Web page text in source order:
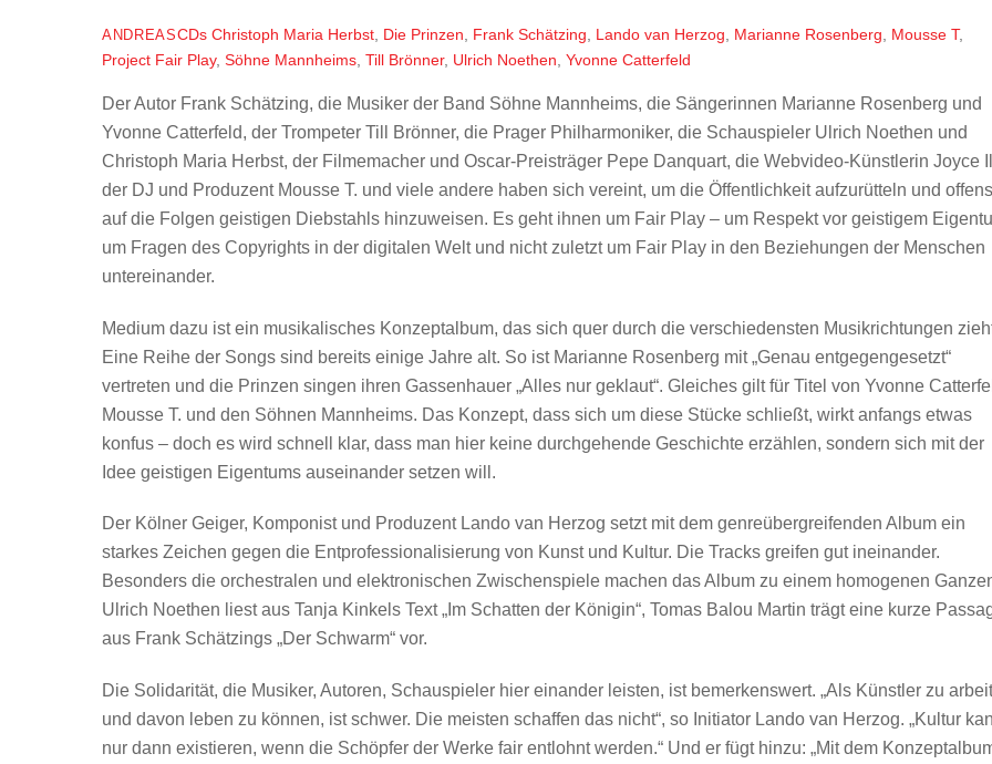
ANDREASCDs Christoph Maria Herbst, Die Prinzen, Frank Schätzing, Lando van Herzog, Marianne Rosenberg, Mousse T,
Project Fair Play, Söhne Mannheims, Till Brönner, Ulrich Noethen, Yvonne Catterfeld
Der Autor Frank Schätzing, die Musiker der Band Söhne Mannheims, die Sängerinnen Marianne Rosenberg und
Yvonne Catterfeld, der Trompeter Till Brönner, die Prager Philharmoniker, die Schauspieler Ulrich Noethen und
Christoph Maria Herbst, der Filmemacher und Oscar-Preisträger Pepe Danquart, die Webvideo-Künstlerin Joyce
der DJ und Produzent Mousse T. und viele andere haben sich vereint, um die Öffentlichkeit aufzurütteln und
auf die Folgen geistigen Diebstahls hinzuweisen. Es geht ihnen um Fair Play – um Respekt vor geistigem
um Fragen des Copyrights in der digitalen Welt und nicht zuletzt um Fair Play in den Beziehungen der Menschen
untereinander.
Medium dazu ist ein musikalisches Konzeptalbum, das sich quer durch die verschiedensten Musikrichtungen
Eine Reihe der Songs sind bereits einige Jahre alt. So ist Marianne Rosenberg mit „Genau entgegengesetzt“
vertreten und die Prinzen singen ihren Gassenhauer „Alles nur geklaut“. Gleiches gilt für Titel von Yvonne
Mousse T. und den Söhnen Mannheims. Das Konzept, dass sich um diese Stücke schließt, wirkt anfangs etwas
konfus – doch es wird schnell klar, dass man hier keine durchgehende Geschichte erzählen, sondern sich mit der
Idee geistigen Eigentums auseinander setzen will.
Der Kölner Geiger, Komponist und Produzent Lando van Herzog setzt mit dem genreübergreifenden Album ein
starkes Zeichen gegen die Entprofessionalisierung von Kunst und Kultur. Die Tracks greifen gut ineinander.
Besonders die orchestralen und elektronischen Zwischenspiele machen das Album zu einem homogenen
Ulrich Noethen liest aus Tanja Kinkels Text „Im Schatten der Königin“, Tomas Balou Martin trägt eine kurze
aus Frank Schätzings „Der Schwarm“ vor.
Die Solidarität, die Musiker, Autoren, Schauspieler hier einander leisten, ist bemerkenswert. „Als Künstler zu
und davon leben zu können, ist schwer. Die meisten schaffen das nicht“, so Initiator Lando van Herzog. „Kultur
nur dann existieren, wenn die Schöpfer der Werke fair entlohnt werden.“ Und er fügt hinzu: „Mit dem